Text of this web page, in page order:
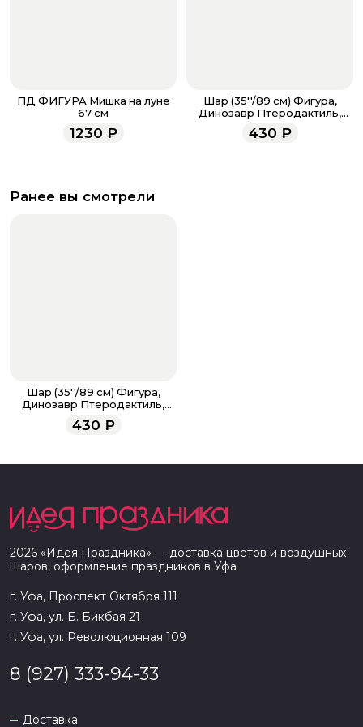
ПД ФИГУРА Мишка на луне
67 см
1230 ₽
Шар (35''/89 см) Фигура,
Динозавр Птеродактиль,
Желтый
430 ₽
Ранее вы смотрели
Шар (35''/89 см) Фигура,
Динозавр Птеродактиль,
Желтый
430 ₽
2026 «Идея Праздника» — доставка цветов и воздушных
шаров, оформление праздников в Уфа
г. Уфа, Проспект Октября 111
г. Уфа, ул. Б. Бикбая 21
г. Уфа, ул. Революционная 109
8 (927) 333-94-33
Доставка